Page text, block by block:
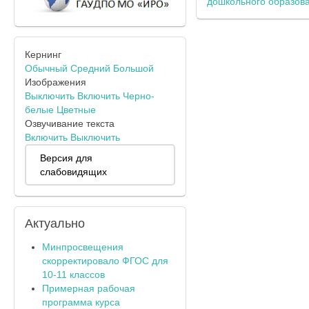
Кернинг
Обычный Средний Большой
Изображения
Выключить Включить Черно-
белые Цветные
Озвучивание текста
Включить Выключить
Версия для
слабовидящих
Актуально
Минпросвещения
скорректировало ФГОС для
10-11 классов
Примерная рабочая
программа курса